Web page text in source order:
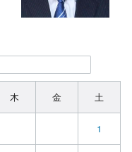
木 金 土
1